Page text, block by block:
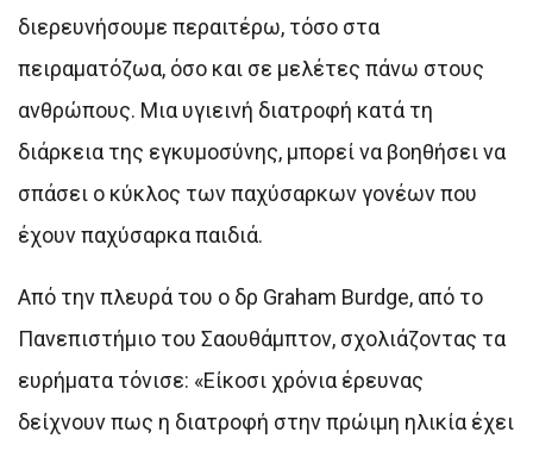
διερευνήσουμε περαιτέρω, τόσο στα
πειραματόζωα, όσο και σε μελέτες πάνω στους
ανθρώπους. Μια υγιεινή διατροφή κατά τη
διάρκεια της εγκυμοσύνης, μπορεί να βοηθήσει να
σπάσει ο κύκλος των παχύσαρκων γονέων που
έχουν παχύσαρκα παιδιά.
Από την πλευρά του ο δρ Graham Burdge, από το
Πανεπιστήμιο του Σαουθάμπτον, σχολιάζοντας τα
ευρήματα τόνισε: «Είκοσι χρόνια έρευνας
δείχνoυν πως η διατροφή στην πρώιμη ηλικία έχει